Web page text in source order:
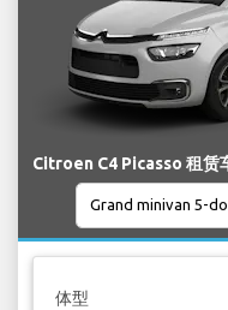
Citroen C4 Picasso 租赁
体型